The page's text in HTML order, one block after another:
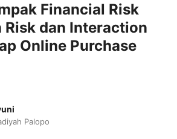
Financial Risk
dan Interaction
Online Purchase
Palopo